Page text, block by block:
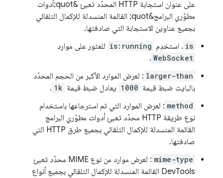
على عنوان استجابة HTTP المحدّد تعبئ &quot;أدوات
مطوّري البرامج&quot; القائمة المنسدلة للإكمال التلقائي
بجميع عناوين الاستجابة التي صادفتها.
is . استخدِم is:running للعثور على موارد
WebSocket
.
larger-than : لعرض الموارد الأكبر من الحجم المحدّد
بالبايت ضبط قيمة 1000 يعادل ضبط قيمة 1k
.
method : لعرض الموارد التي تم استرجاعها باستخدام
نوع طريقة HTTP محدّد تعبئ أدوات مطوّري البرامج
القائمة المنسدلة للإكمال التلقائي بجميع طرق HTTP التي
صادفتها.
mime-type
: لعرض موارد من نوع MIME محدّد تعبئ
DevTools القائمة المنسدلة للإكمال التلقائي بجميع أنواع